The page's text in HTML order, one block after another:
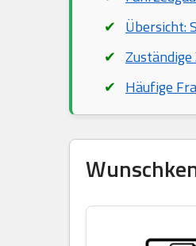
Übersicht:
Häufige